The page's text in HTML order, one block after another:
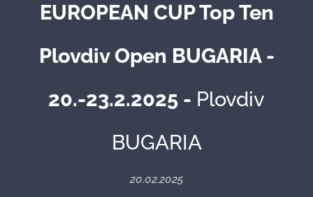
EUROPEAN CUP Top Ten
Plovdiv Open BUGARIA -
20.-23.2.2025 - Plovdiv
BUGARIA
20.02.2025